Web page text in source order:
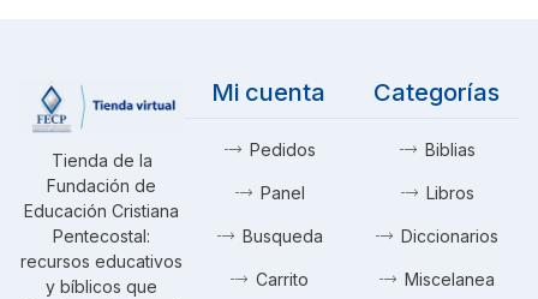
Tienda de la
Fundación de
Educación Cristiana
Pentecostal:
recursos educativos
y bíblicos que
Mi cuenta
Pedidos
Panel
Busqueda
Carrito
Categorías
Biblias
Libros
Diccionarios
Miscelanea